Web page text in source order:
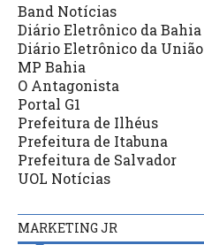
Band Notícias
Diário Eletrônico da Bahia
Diário Eletrônico da União
MP Bahia
O Antagonista
Portal G1
Prefeitura de Ilhéus
Prefeitura de Itabuna
Prefeitura de Salvador
UOL Notícias
MARKETING JR